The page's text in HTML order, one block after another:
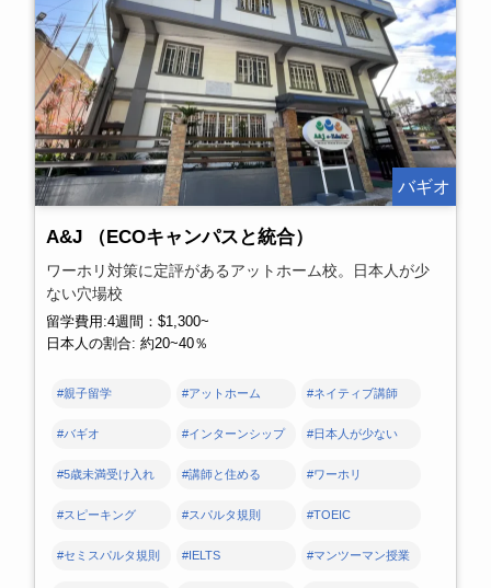
バギオ
A&J （ECOキャンパスと統合）
ワーホリ対策に定評があるアットホーム校。日本人が少
ない穴場校
留学費用:4週間：$1,300~
日本人の割合: 約20~40％
#親子留学 #アットホーム #ネイティブ講師
#バギオ #インターンシップ #日本人が少ない
#5歳未満受け入れ #講師と住める #ワーホリ
#スピーキング #スパルタ規則 #TOEIC
#セミスパルタ規則 #IELTS #マンツーマン授業